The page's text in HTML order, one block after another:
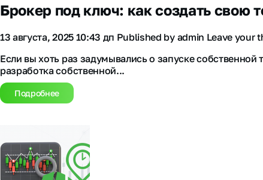
Брокер под ключ: как создать свою
13 августа, 2025 10:43 дп Published by admin Leave your
Если вы хоть раз задумывались о запуске
разработка собственной...
Подробнее